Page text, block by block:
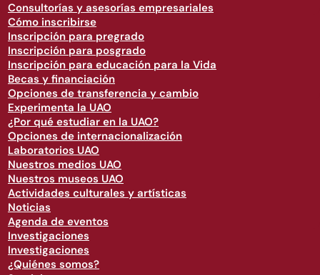
Consultorías y asesorías empresariales
Cómo inscribirse
Inscripción para pregrado
Inscripción para posgrado
Inscripción para educación para la Vida
Becas y financiación
Opciones de transferencia y cambio
Experimenta la UAO
¿Por qué estudiar en la UAO?
Opciones de internacionalización
Laboratorios UAO
Nuestros medios UAO
Nuestros museos UAO
Actividades culturales y artísticas
Noticias
Agenda de eventos
Investigaciones
Investigaciones
¿Quiénes somos?